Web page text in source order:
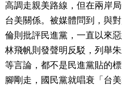
高調走親美路線，但在兩岸
台美關係。被媒體問到，與
倫則批評民進黨，一直以來
林飛帆則發聲明反駁，列舉
等言論，都不是民進黨貼的
腳剛走，國民黨就唱衰「台